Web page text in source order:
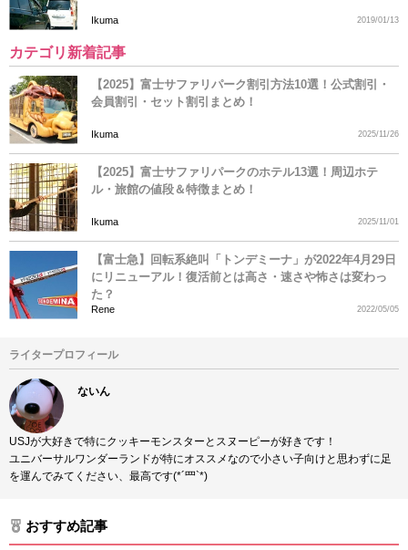
Ikuma 2019/01/13
カテゴリ新着記事
【2025】富士サファリパーク割引方法10選！公式割引・
会員割引・セット割引まとめ！
Ikuma 2025/11/26
【2025】富士サファリパークのホテル13選！周辺ホテ
ル・旅館の値段＆特徴まとめ！
Ikuma 2025/11/01
【富士急】回転系絶叫「トンデミーナ」が2022年4月29日
にリニューアル！復活前とは高さ・速さや怖さは変わっ
た？
Rene 2022/05/05
ライタープロフィール
ないん
USJが大好きで特にクッキーモンスターとスヌーピーが好きです！
ユニバーサルワンダーランドが特にオススメなので小さい子向けと思わずに足
を運んでみてください、最高です(*´罒`*)
おすすめ記事